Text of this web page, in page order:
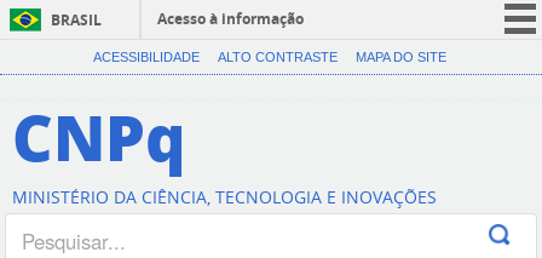
BRASIL
Acesso à informação
CORONAVÍRUS (COVID-19)
Canais
ACESSIBILIDADE ALTO CONTRASTE MAPA DO SITE
CNPq
MINISTÉRIO DA CIÊNCIA, TECNOLOGIA E INOVAÇÕES